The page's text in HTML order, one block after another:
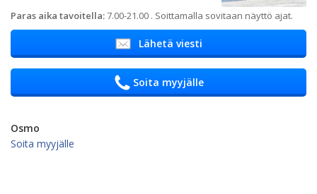
Paras aika tavoitella:7.00-21.00 . Soittamalla sovitaan näyttö ajat.
Lähetä viesti
Soita myyjälle
Osmo
Soita myyjälle